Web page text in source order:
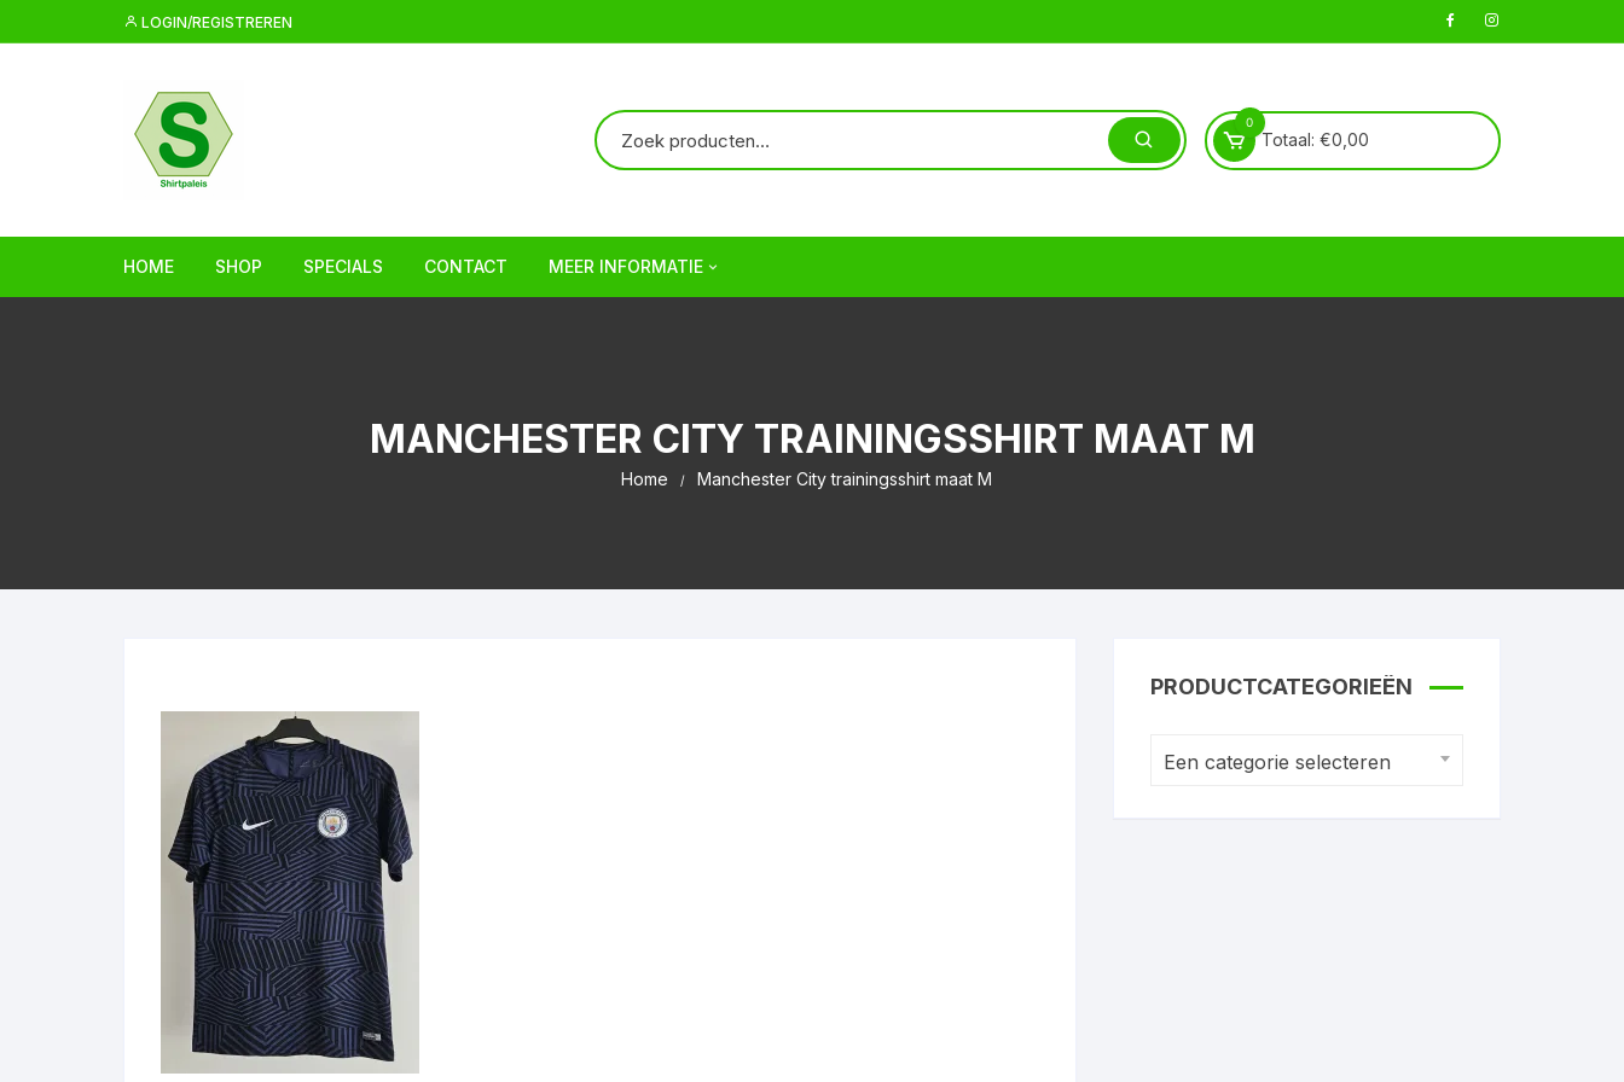
naar
LOGIN/REGISTREREN
0
Totaal: €0,00
HOME SHOP SPECIALS CONTACT MEER INFORMATIE
Veelgestelde vragen | FAQ
MANCHESTER CITY TRAININGSSHIRT MAAT M
Home Manchester City trainingsshirt maat M
PRODUCTCATEGORIEËN
Een categorie selecteren